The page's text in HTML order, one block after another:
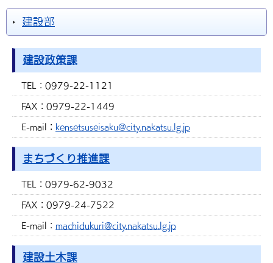
建設部
建設政策課
TEL： 0979-22-1121
FAX： 0979-22-1449
E-mail： kensetsuseisaku@city.nakatsu.lg.jp
まちづくり推進課
TEL： 0979-62-9032
FAX： 0979-24-7522
E-mail： machidukuri@city.nakatsu.lg.jp
建設土木課